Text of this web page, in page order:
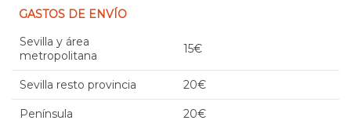
GASTOS DE ENVÍO
Sevilla y área
metropolitana
15€
Sevilla resto provincia 20€
Península 20€